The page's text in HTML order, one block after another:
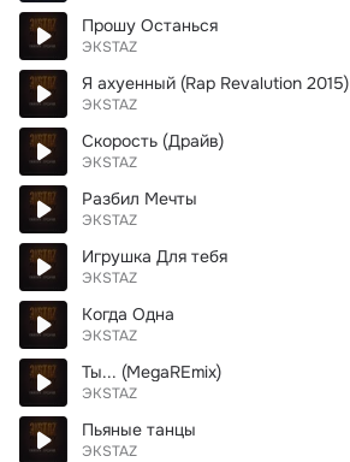
Прошу Останься
ЭКSТАZ
Я ахуенный (Rap Revalution 2015)
ЭКSТАZ
Скорость (Драйв)
ЭКSТАZ
Разбил Мечты
ЭКSТАZ
Игрушка Для тебя
ЭКSТАZ
Когда Одна
ЭКSТАZ
Ты... (MegaREmix)
ЭКSТАZ
Пьяные танцы
ЭКSТАZ